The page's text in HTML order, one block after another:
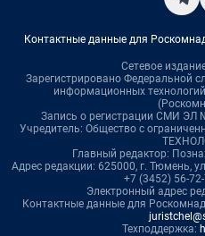
Контактные данные для
Сетевое
Зарегистрировано Федеральной
информационных
Запись о регистрации СМИ ЭЛ
Учредитель: Общество с
Главный редактор:
Адрес редакции: 625000, г. Тюмень,
+7 (3452) 56-
Электронный адрес
Контактные данные для
Техподдержка: